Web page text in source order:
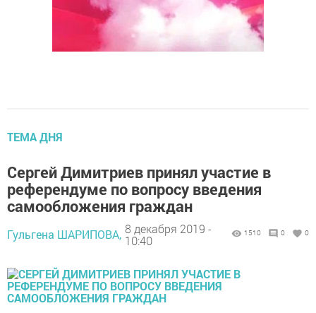
ТЕМА ДНЯ
Сергей Димитриев принял участие в
референдуме по вопросу введения
самообложения граждан
Гульгена ШАРИПОВА, 8 декабря 2019 -
10:40
1510 0 0